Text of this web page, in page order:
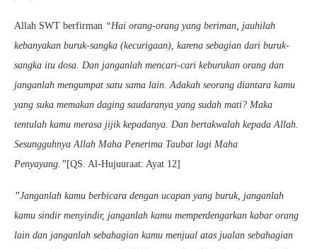
Allah SWT berfirman “Hai orang-orang yang beriman, jauhilah
kebanyakan buruk-sangka (kecurigaan), karena sebagian dari buruk-
sangka itu dosa. Dan janganlah mencari-cari keburukan orang dan
janganlah mengumpat satu sama lain. Adakah seorang diantara kamu
yang suka memakan daging saudaranya yang sudah mati? Maka
tentulah kamu merasa jijik kepadanya. Dan bertakwalah kepada Allah.
Sesungguhnya Allah Maha Penerima Taubat lagi Maha
Penyayang.” [QS. Al-Hujuuraat: Ayat 12]
”Janganlah kamu berbicara dengan ucapan yang buruk, janganlah
kamu sindir menyindir, janganlah kamu memperdengarkan kabar orang
lain dan janganlah sebahagian kamu menjual atas jualan sebahagian